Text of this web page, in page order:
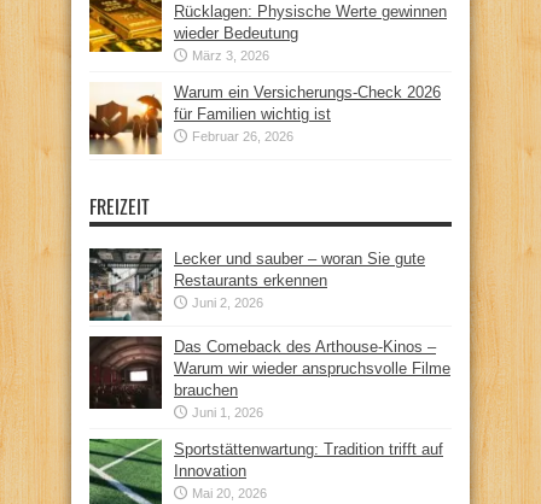
Rücklagen: Physische Werte gewinnen
wieder Bedeutung
März 3, 2026
Warum ein Versicherungs-Check 2026
für Familien wichtig ist
Februar 26, 2026
FREIZEIT
Lecker und sauber – woran Sie gute
Restaurants erkennen
Juni 2, 2026
Das Comeback des Arthouse-Kinos –
Warum wir wieder anspruchsvolle Filme
brauchen
Juni 1, 2026
Sportstättenwartung: Tradition trifft auf
Innovation
Mai 20, 2026